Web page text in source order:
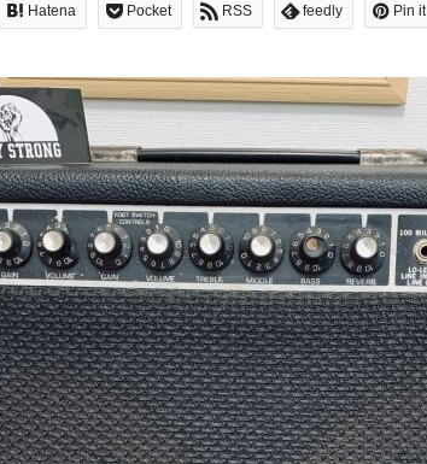
Hatena Pocket RSS feedly Pin it